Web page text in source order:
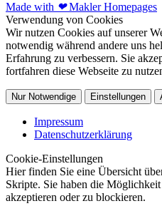
Made with ❤Makler Homepages
Verwendung von Cookies
Wir nutzen Cookies auf unserer
notwendig während andere uns
Erfahrung zu verbessern. Sie
fortfahren diese Webseite zu
Nur Notwendige Einstellungen
Impressum
Datenschutzerklärung
Cookie-Einstellungen
Hier finden Sie eine Übersicht
Skripte. Sie haben die
akzeptieren oder zu blockieren.